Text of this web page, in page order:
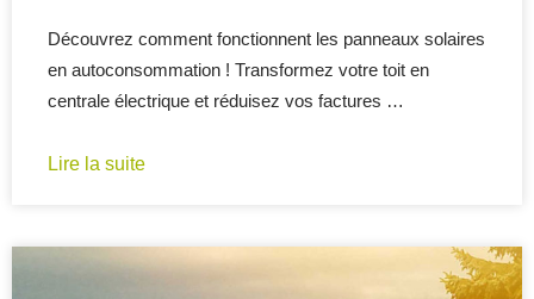
Découvrez comment fonctionnent les panneaux solaires
en autoconsommation ! Transformez votre toit en
centrale électrique et réduisez vos factures …
Lire la suite